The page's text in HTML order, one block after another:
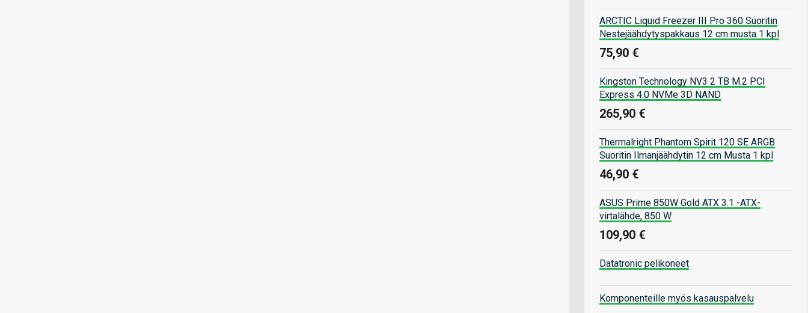
ARCTIC Liquid Freezer III Pro 360 Suoritin
Nestejäähdytyspakkaus 12 cm musta 1 kpl
75,90 €
Kingston Technology NV3 2 TB M.2 PCI
Express 4.0 NVMe 3D NAND
265,90 €
Thermalright Phantom Spirit 120 SE ARGB
Suoritin Ilmanjäähdytin 12 cm Musta 1 kpl
46,90 €
ASUS Prime 850W Gold ATX 3.1 -ATX-
virtalähde, 850 W
109,90 €
Datatronic pelikoneet
Komponenteille myös kasauspalvelu